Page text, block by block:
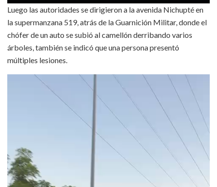
Luego las autoridades se dirigieron a la avenida Nichupté en
la supermanzana 519, atrás de la Guarnición Militar, donde el
chófer de un auto se subió al camellón derribando varios
árboles, también se indicó que una persona presentó
múltiples lesiones.